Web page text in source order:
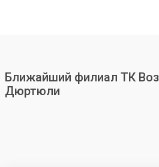
Ближайший филиал ТК
Дюртюли